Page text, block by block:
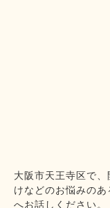
大阪市天王寺区で
けなどのお悩みのあ
へお話しください。